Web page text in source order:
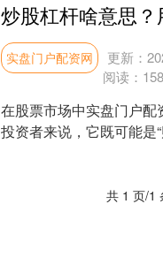
炒股杠杆啥意思
实盘门户配资网 更新：
阅读： 158
在股票市场中实盘门户配
投资者来说，它既可能是
共 1 页/1